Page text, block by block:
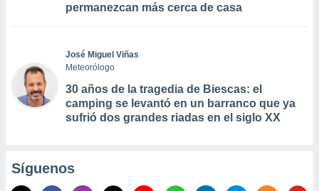
permanezcan más cerca de casa
José Miguel Viñas
Meteorólogo
30 años de la tragedia de Biescas: el
camping se levantó en un barranco que ya
sufrió dos grandes riadas en el siglo XX
Síguenos